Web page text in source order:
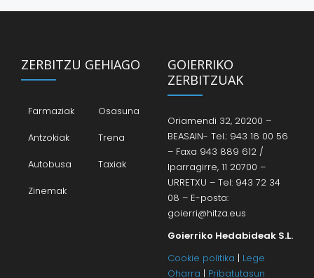
ZERBITZU GEHIAGO
Farmaziak
Osasuna
Antzokiak
Trena
Autobusa
Taxiak
Zinemak
GOIERRIKO
ZERBITZUAK
Oriamendi 32, 20200 –
BEASAIN- Tel.: 943 16 00 56
– Faxa 943 889 612 /
Iparragirre, 11 20700 –
URRETXU – Tel: 943 72 34
08 – E-posta:
goierri@hitza.eus
Goierriko Hedabideak S.L.
Cookie politika | Lege
Oharra | Pribatutasun